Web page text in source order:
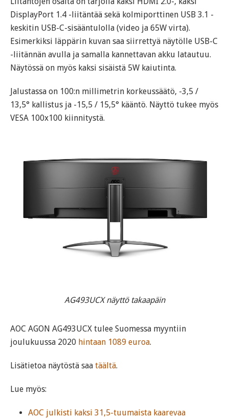
DisplayPort 1.4 -liitäntää sekä kolmiporttinen USB 3.1 -
keskitin USB-C-sisääntulolla (video ja 65W virta).
Esimerkiksi läppärin kuvan saa siirrettyä näytölle USB-C
-liitännän avulla ja samalla kannettavan akku latautuu.
Näytössä on myös kaksi sisäistä 5W kaiutinta.
Jalustassa on 100:n millimetrin korkeussäätö, -3,5 /
13,5° kallistus ja -15,5 / 15,5° kääntö. Näyttö tukee myös
VESA 100x100 kiinnitystä.
AG493UCX näyttö takaapäin
AOC AGON AG493UCX tulee Suomessa myyntiin
joulukuussa 2020 hintaan 1089 euroa.
Lisätietoa näytöstä saa täältä.
Lue myös:
AOC julkisti kaksi 31,5-tuumaista kaarevaa